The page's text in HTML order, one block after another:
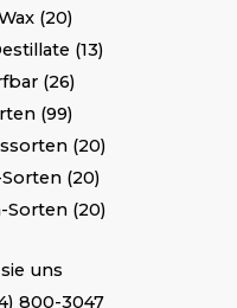
20
13
26
99
20
Sorten 20
Sorten 20
uns
800-3047